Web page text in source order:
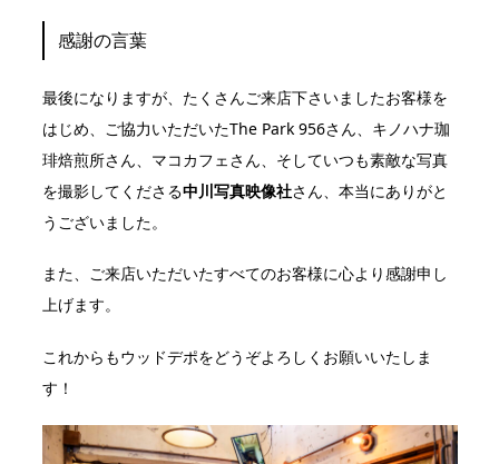
感謝の言葉
最後になりますが、たくさんご来店下さいましたお客様を
はじめ、ご協力いただいたThe Park 956さん、キノハナ珈
琲焙煎所さん、マコカフェさん、そしていつも素敵な写真
を撮影してくださる中川写真映像社さん、本当にありがと
うございました。
また、ご来店いただいたすべてのお客様に心より感謝申し
上げます。
これからもウッドデポをどうぞよろしくお願いいたしま
す！